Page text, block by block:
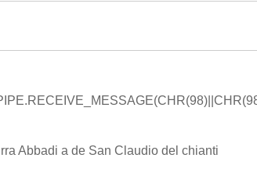
Abbadi a de San Claudio del chianti